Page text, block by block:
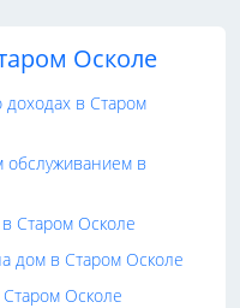
Осколе
доходах в Старом
обслуживанием в
Старом Осколе
дом в Старом Осколе
Осколе